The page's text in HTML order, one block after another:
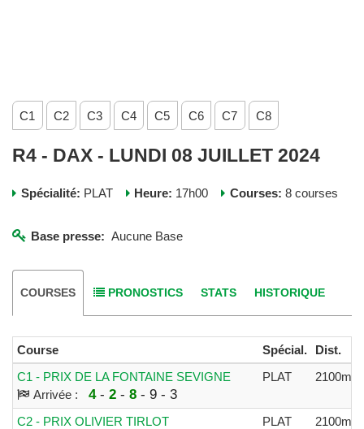
C1 C2 C3 C4 C5 C6 C7 C8
R4 - DAX - LUNDI 08 JUILLET 2024
Spécialité: PLAT Heure: 17h00 Courses: 8 courses
Base presse: Aucune Base
COURSES PRONOSTICS STATS HISTORIQUE
Course Spécial. Dist.
C1 - PRIX DE LA FONTAINE SEVIGNE
Arrivée :
4- 2- 8- 9 - 3
PLAT 2100m
C2 - PRIX OLIVIER TIRLOT
PLAT 2100m